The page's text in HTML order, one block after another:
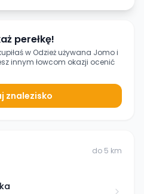
perełkę!
w Odzież używana Jomoi
innym łowcom okazji ocenić
znalezisko
do 5 km